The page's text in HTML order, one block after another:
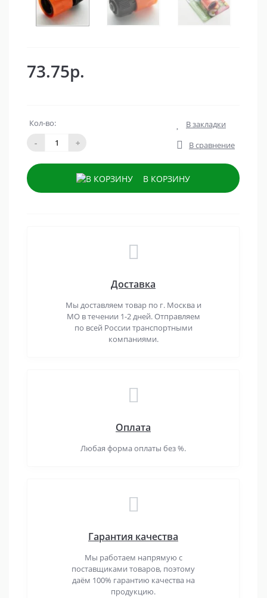
73.75р.
Кол-во:
-
+
В закладки
В сравнение
В КОРЗИНУ
Доставка
Мы доставляем товар по г. Москва и
МО в течении 1-2 дней. Отправляем
по всей России транспортными
компаниями.
Оплата
Любая форма оплаты без %.
Гарантия качества
Мы работаем напрямую с
поставщиками товаров, поэтому
даём 100% гарантию качества на
продукцию.